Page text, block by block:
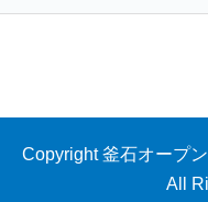
Copyright 釜石オープ
All